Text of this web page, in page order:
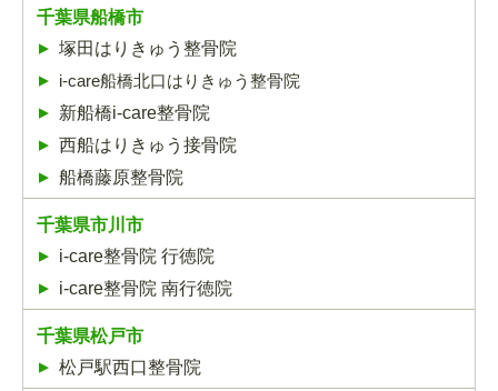
千葉県船橋市
塚田はりきゅう整骨院
i-care船橋北口はりきゅう整骨院
新船橋i-care整骨院
西船はりきゅう接骨院
船橋藤原整骨院
千葉県市川市
i-care整骨院 行徳院
i-care整骨院 南行徳院
千葉県松戸市
松戸駅西口整骨院